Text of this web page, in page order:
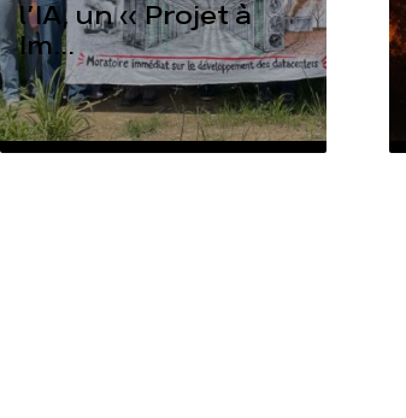
l’IA, un « Projet à
Im...